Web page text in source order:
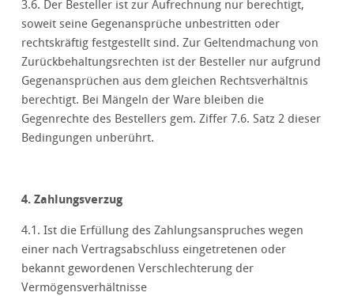
3.6. Der Besteller ist zur Aufrechnung nur berechtigt,
soweit seine Gegenansprüche unbestritten oder
rechtskräftig festgestellt sind. Zur Geltendmachung von
Zurückbehaltungsrechten ist der Besteller nur aufgrund
Gegenansprüchen aus dem gleichen Rechtsverhältnis
berechtigt. Bei Mängeln der Ware bleiben die
Gegenrechte des Bestellers gem. Ziffer 7.6. Satz 2 dieser
Bedingungen unberührt.
4. Zahlungsverzug
4.1. Ist die Erfüllung des Zahlungsanspruches wegen
einer nach Vertragsabschluss eingetretenen oder
bekannt gewordenen Verschlechterung der
Vermögensverhältnisse